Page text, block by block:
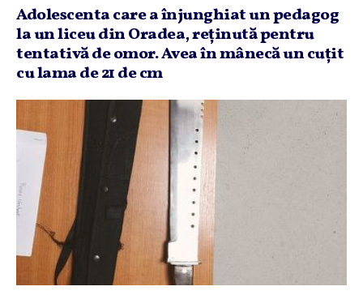
Adolescenta care a înjunghiat un pedagog
la un liceu din Oradea, reţinută pentru
tentativă de omor. Avea în mânecă un cuţit
cu lama de 21 de cm